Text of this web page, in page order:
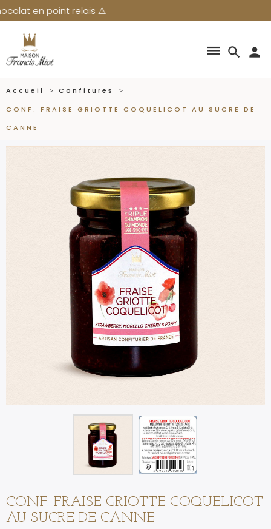
⚠️
search
dehaze person
Accueil
Confitures
CONF. FRAISE GRIOTTE COQUELICOT AU SUCRE DE
CANNE
CONF. FRAISE GRIOTTE COQUELICOT
AU SUCRE DE CANNE